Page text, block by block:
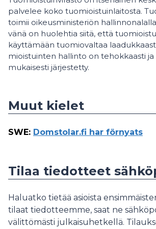
pal­ve­lee koko tuo­miois­tuin­lai­tos­ta.
toi­mii oi­keus­mi­nis­te­riön
vä­nä on huo­leh­tia sii­tä, että
käyt­tä­mään tuo­mio­val­taa
miois­tuin­ten hal­lin­to on te­hok­kaas­ti
mu­kai­ses­ti jär­jes­tet­ty.
Muut kielet
SWE: Domstolar.fi har förnyats
Tilaa tiedotteet
Haluatko tietää asioista
tilaat tiedotteemme, saat ne
välittömästi julkaisuhetkellä.